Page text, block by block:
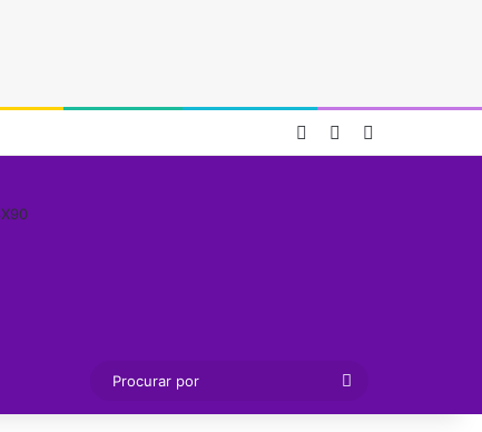
Entrar Artigo aleatório
por